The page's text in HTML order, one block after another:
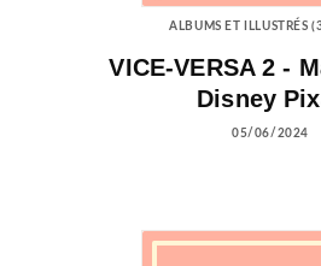
ALBUMS ET ILLUSTRÉS
VICE-VERSA 2 -
Disney
05/06/2024